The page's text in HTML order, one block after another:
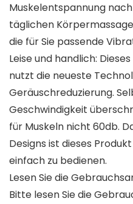
Muskelentspannung
täglichen
die für Sie passende
Leise und handlich:
nutzt die neueste
Geräuschreduzierung.
Geschwindigkeit
für Muskeln nicht 60db.
Designs ist dieses
einfach zu bedienen.
Lesen Sie die
Bitte lesen Sie die